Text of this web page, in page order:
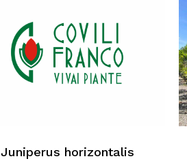
Aucun
Juniperus horizontalis